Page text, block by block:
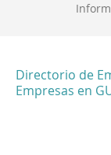
Directorio de
Empresas en